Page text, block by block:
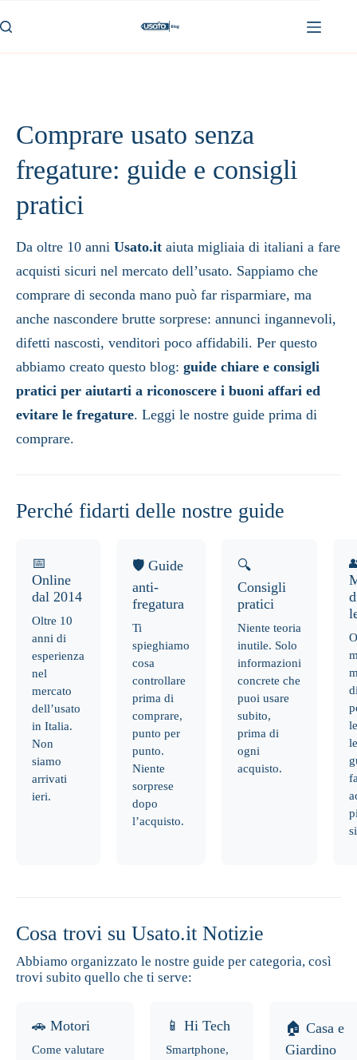
to
content
Comprare usato senza
fregature: guide e consigli
pratici
Da oltre 10 anni Usato.it aiuta migliaia di italiani a fare
acquisti sicuri nel mercato dell’usato. Sappiamo che
comprare di seconda mano può far risparmiare, ma
anche nascondere brutte sorprese: annunci ingannevoli,
difetti nascosti, venditori poco affidabili. Per questo
abbiamo creato questo blog: guide chiare e consigli
pratici per aiutarti a riconoscere i buoni affari ed
evitare le fregature. Leggi le nostre guide prima di
comprare.
Perché fidarti delle nostre guide
📅
Online
dal 2014
Oltre 10
anni di
esperienza
nel
mercato
dell’usato
in Italia.
Non
siamo
arrivati
ieri.
🛡️ Guide
anti-
fregatura
Ti
spieghiamo
cosa
controllare
prima di
comprare,
punto per
punto.
Niente
sorprese
dopo
l’acquisto.
🔍
Consigli
pratici
Niente teoria
inutile. Solo
informazioni
concrete che
puoi usare
subito,
prima di
ogni
acquisto.
Cosa trovi su Usato.it Notizie
Abbiamo organizzato le nostre guide per categoria, così
trovi subito quello che ti serve:
🚗 Motori
Come valutare
📱 Hi Tech
Smartphone,
🏠 Casa e
Giardino